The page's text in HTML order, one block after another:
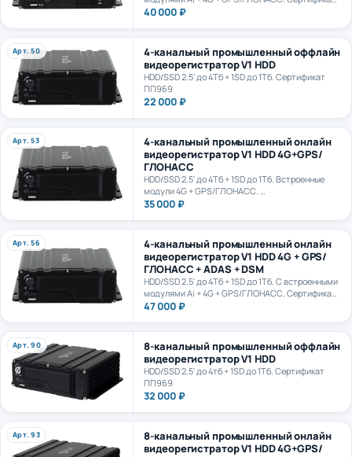
Арт. 50
4-канальный промышленный оффлайн
видеорегистратор V1 HDD
HDD/SSD 2.5' до 4Тб + 1SD до 1Тб. Сертификат
ПП969
22 000 ₽
Арт. 53
4-канальный промышленный онлайн
видеорегистратор V1 HDD 4G+GPS/
ГЛОНАСС
HDD/SSD 2,5' до 4Тб + 1SD до 1Тб. Встроенные
модули 4G + GPS/ГЛОНАСС.
Сертификат ПП969
35 000 ₽
Арт. 56
4-канальный промышленный онлайн
видеорегистратор V1 HDD 4G + GPS/
ГЛОНАСС + ADAS + DSM
HDD/SSD 2.5' до 4Тб + 1SD до 1Тб. С встроенными
модулями Ai + 4G + GPS/ГЛОНАСС. Сертификат
ПП969. Сертификат ИИ ГОСТ Р 70885-2023
47 000 ₽
Арт. 90
8-канальный промышленный оффлайн
видеорегистратор V1 HDD
HDD/SSD 2,5' до 4тб + 1SD до 1Тб. Сертификат
ПП969
32 000 ₽
Арт. 93
8-канальный промышленный онлайн
видеорегистратор V1 HDD 4G+GPS/
ГЛОНАСС